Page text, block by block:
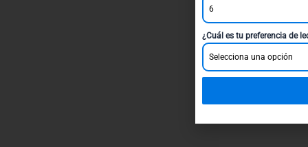
6
¿Cuál es tu preferencia de
Selecciona una opción